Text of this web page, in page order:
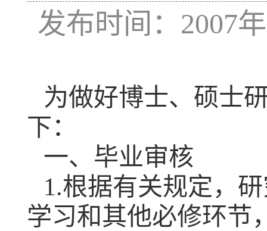
发布时间：2007
为做好博士、硕士
下：
一、毕业审核
1.根据有关规定，
学习和其他必修环节